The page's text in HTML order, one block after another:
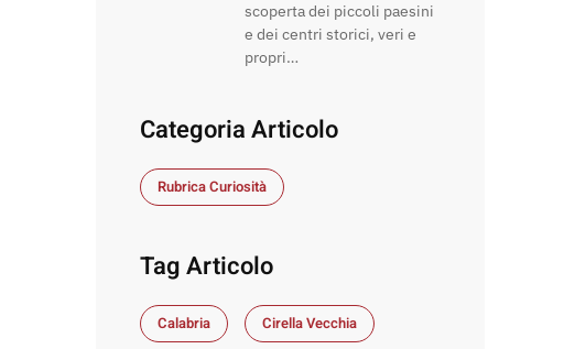
scoperta dei piccoli paesini
e dei centri storici, veri e
propri…
Categoria Articolo
Rubrica Curiosità
Tag Articolo
Calabria Cirella Vecchia